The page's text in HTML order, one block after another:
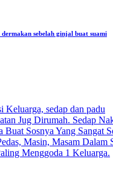
sebelah ginjal buat suami
sedap dan padu
Jug Dirumah. Sedap
Sosnya Yang Sangat
Masin, Masam Dalam
Menggoda 1 Keluarga.